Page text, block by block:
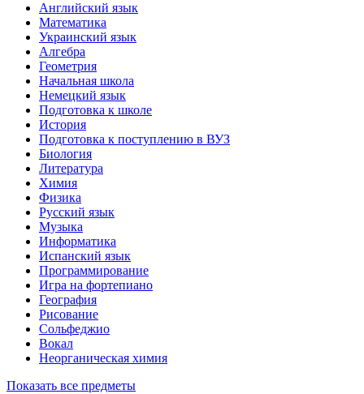
Английский язык
Математика
Украинский язык
Алгебра
Геометрия
Начальная школа
Немецкий язык
Подготовка к школе
История
Подготовка к поступлению в ВУЗ
Биология
Литература
Химия
Физика
Русский язык
Музыка
Информатика
Испанский язык
Программирование
Игра на фортепиано
География
Рисование
Сольфеджио
Вокал
Неорганическая химия
Показать все предметы